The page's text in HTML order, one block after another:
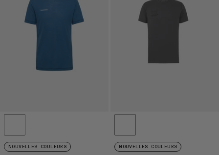
NOUVELLES COULEURS NOUVELLES COULEURS